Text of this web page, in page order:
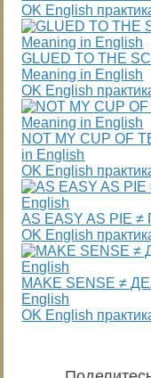
OK English
GLUED TO THE
Meaning in English
OK English
NOT MY CUP OF
in English
OK English
AS EASY AS PIE
OK English
MAKE SENSE ≠
English
OK English